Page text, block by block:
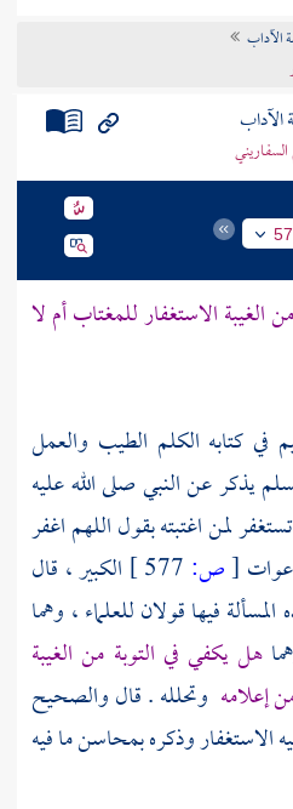
الآداب
الاستغفار للمغتاب أم لا
في كتابه الكلم الطيب والعمل
يذكر عن النبي صلى الله عليه
لمن اغتبته بقول اللهم اغفر
[ص:
الكبير ، قال
فيها قولان للعلماء ، وهما
هل يكفي في التوبة من الغيبة
إعلامه وتحلله . قال والصحيح
الاستغفار وذكره بمحاسن ما فيه